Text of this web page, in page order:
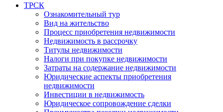
ТРСК
Ознакомительный тур
Вид на жительство
Процесс приобретения недвижимости
Недвижимость в рассрочку
Титулы недвижимости
Налоги при покупке недвижимости
Затраты на содержание недвижимости
Юридические аспекты приобретения
недвижимости
Инвестиции в недвижимость
Юридическое сопровождение сделки